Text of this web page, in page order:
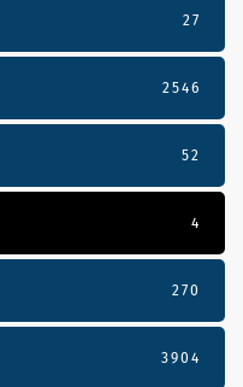
27
2546
52
4
270
3904